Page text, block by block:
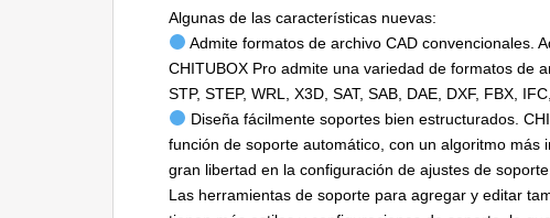
Algunas de las características nuevas:
Admite formatos de archivo CAD convencionales.
CHITUBOX Pro admite una variedad de formatos de
STP, STEP, WRL, X3D, SAT, SAB, DAE, DXF, FBX,
Diseña fácilmente soportes bien estructurados.
función de soporte automático, con un algoritmo más
gran libertad en la configuración de ajustes de soporte.
Las herramientas de soporte para agregar y editar